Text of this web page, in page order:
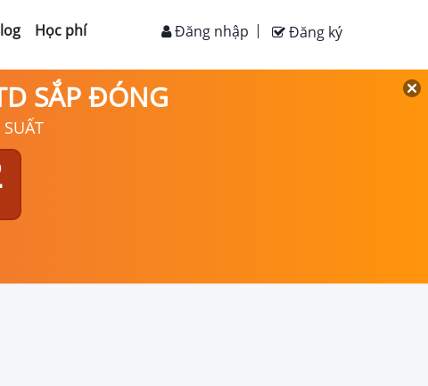
Học phí Đăng ký
Đăng nhập
SẮP ĐÓNG